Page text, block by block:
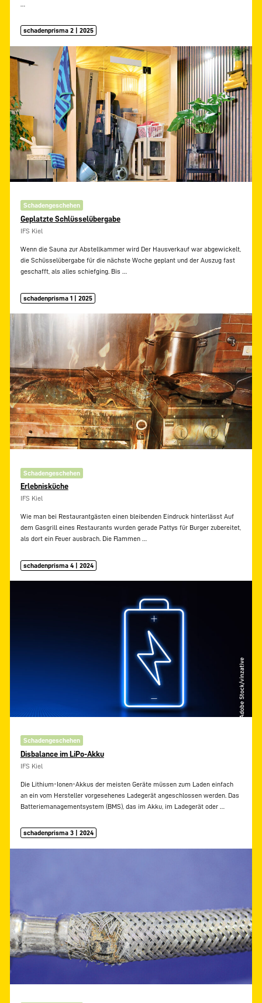
schadenprisma 2 | 2025
Schadengeschehen
Geplatzte Schlüsselübergabe
IFS Kiel
Wenn die Sauna zur Abstellkammer wird Der Hausverkauf war abgewickelt,
die Schüsselübergabe für die nächste Woche geplant und der Auszug fast
geschafft, als alles schiefging. Bis
schadenprisma 1 | 2025
Schadengeschehen
Erlebnisküche
IFS Kiel
Wie man bei Restaurantgästen einen bleibenden Eindruck hinterlässt Auf
dem Gasgrill eines Restaurants wurden gerade Pattys für Burger zubereitet,
als dort ein Feuer ausbrach. Die Flammen …
schadenprisma 4 | 2024
Schadengeschehen
Disbalance im LiPo-Akku
IFS Kiel
Die Lithium-Ionen-Akkus der meisten Geräte müssen zum Laden einfach
an ein vom Hersteller vorgesehenes Ladegerät angeschlossen werden. Das
Batteriemanagementsystem (BMS), das im Akku, im Ladegerät oder
schadenprisma 3 | 2024